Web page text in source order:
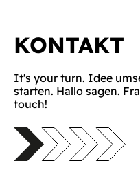
KONTAKT
It's your turn. Idee
starten. Hallo sagen.
touch!